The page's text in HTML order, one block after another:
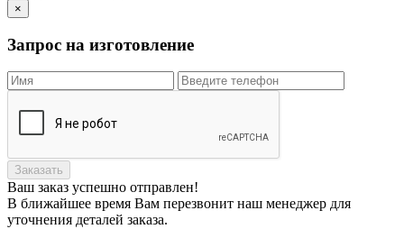
×
Запрос на изготовление
Заказать
Ваш заказ успешно отправлен!
В ближайшее время Вам перезвонит наш менеджер для
уточнения деталей заказа.